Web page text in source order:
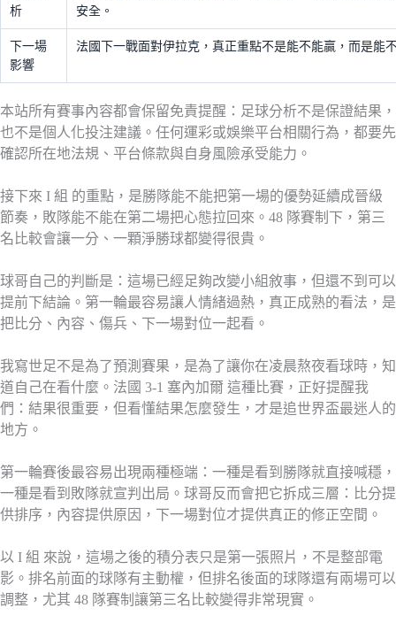
析
安全。
下一場
影響
法國下一戰面對伊拉克，真正重點不是能不能贏，而是能
本站所有賽事內容都會保留免責提醒：足球分析不是保證結果，
也不是個人化投注建議。任何運彩或娛樂平台相關行為，都要先
確認所在地法規、平台條款與自身風險承受能力。
接下來 I 組 的重點，是勝隊能不能把第一場的優勢延續成晉級
節奏，敗隊能不能在第二場把心態拉回來。48 隊賽制下，第三
名比較會讓一分、一顆淨勝球都變得很貴。
球哥自己的判斷是：這場已經足夠改變小組敘事，但還不到可以
提前下結論。第一輪最容易讓人情緒過熱，真正成熟的看法，是
把比分、內容、傷兵、下一場對位一起看。
我寫世足不是為了預測賽果，是為了讓你在凌晨熬夜看球時，知
道自己在看什麼。法國 3-1 塞內加爾 這種比賽，正好提醒我
們：結果很重要，但看懂結果怎麼發生，才是追世界盃最迷人的
地方。
第一輪賽後最容易出現兩種極端：一種是看到勝隊就直接喊穩，
一種是看到敗隊就宣判出局。球哥反而會把它拆成三層：比分提
供排序，內容提供原因，下一場對位才提供真正的修正空間。
以 I 組 來說，這場之後的積分表只是第一張照片，不是整部電
影。排名前面的球隊有主動權，但排名後面的球隊還有兩場可以
調整，尤其 48 隊賽制讓第三名比較變得非常現實。